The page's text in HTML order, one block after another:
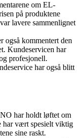
om EL-
på produktene
lavere sammenlignet
også kommentert den
Kundeservicen har
profesjonell.
har også blitt
har holdt løftet om
har vært spesielt viktig
sine raskt.